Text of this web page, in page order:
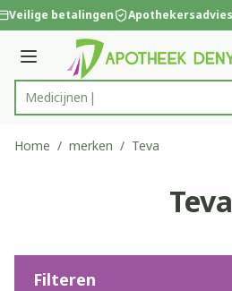
Ga naar de inhoud
1 van 1
Veilige betalingen Apothekersadvies
Menu
Product, merk, categorie...
Home / merken / Teva
Teva
Filteren